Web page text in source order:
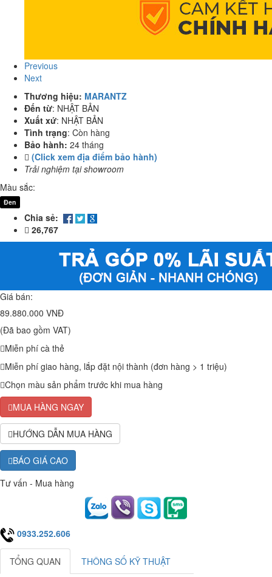
Previous
Next
Thương hiệu: MARANTZ
Đến từ: NHẬT BẢN
Xuất xứ: NHẬT BẢN
Tình trạng: Còn hàng
Bảo hành: 24 tháng
(Click xem địa điểm bảo hành)
Trải nghiệm tại showroom
Màu sắc:
Đen
Chia sẻ:
26,767
Giá bán:
89.880.000 VNĐ
(Đã bao gồm VAT)
Miễn phí cà thẻ
Miễn phí giao hàng, lắp đặt nội thành (đơn hàng > 1 triệu)
Chọn màu sản phẩm trước khi mua hàng
MUA HÀNG NGAY
HƯỚNG DẪN MUA HÀNG
BÁO GIÁ CAO
Tư vấn - Mua hàng
0933.252.606
TỔNG QUAN THÔNG SỐ KỸ THUẬT